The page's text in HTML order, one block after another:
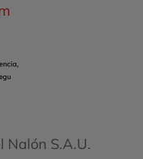
Nalón S.A.U.